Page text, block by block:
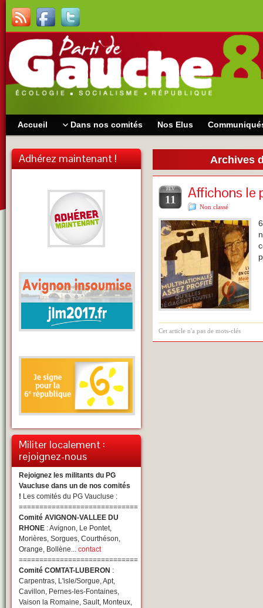
Accueil Dans nos comités Nos Elus
Adhérez maintenant !
Militer localement :
rejoignez-nous
Rejoignez les militants du PG
Vaucluse dans un de nos comités
! Les comités du PG Vaucluse :
=============================
Comité AVIGNON-VALLEE DU
RHONE : Avignon, Le Pontet,
Morières, Sorgues, Courthéson,
Orange, Bollène... contact
=============================
Comité COMTAT-LUBERON :
Carpentras, L'isle/Sorgue, Apt,
Cavillon, Pernes-les-Fontaines,
Vaison la Romaine, Sault, Monteux,
Archives
FÉV
11 Affichons le
Non classé
Cet article n'a pas de mots-clés